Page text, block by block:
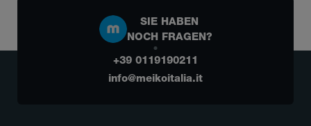
SIE HABEN
NOCH FRAGEN?
+39 0119190211
info@meikoitalia.it